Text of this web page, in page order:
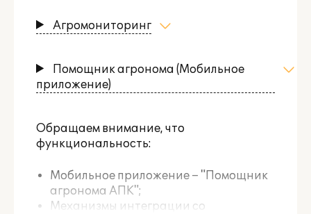
Агромониторинг
Помощник агронома (Мобильное
приложение)
Обращаем внимание, что
функциональность:
Мобильное приложение – "Помощник
агронома АПК";
Механизмы интеграции со